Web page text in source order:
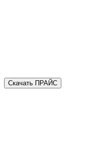
Скачать ПРАЙС